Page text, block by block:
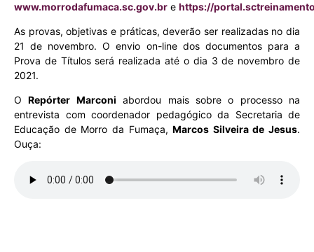
www.morrodafumaca.sc.gov.br e https://
As provas, objetivas e práticas, deverão ser realizadas no dia
21 de novembro. O envio on-line dos documentos para a
Prova de Títulos será realizada até o dia 3 de novembro de
2021.
ORepórter Marconi abordou mais sobre o processo na
entrevista com coordenador pedagógico da Secretaria de
Educação de Morro da Fumaça,Marcos Silveira de Jesus.
Ouça: